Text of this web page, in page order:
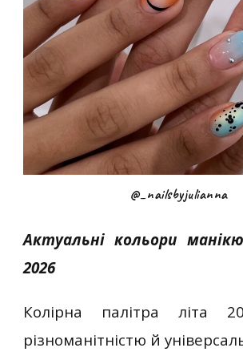
@_nailsbyjulianna
Актуальні кольори
2026
Колірна палітра літа
різноманітністю й